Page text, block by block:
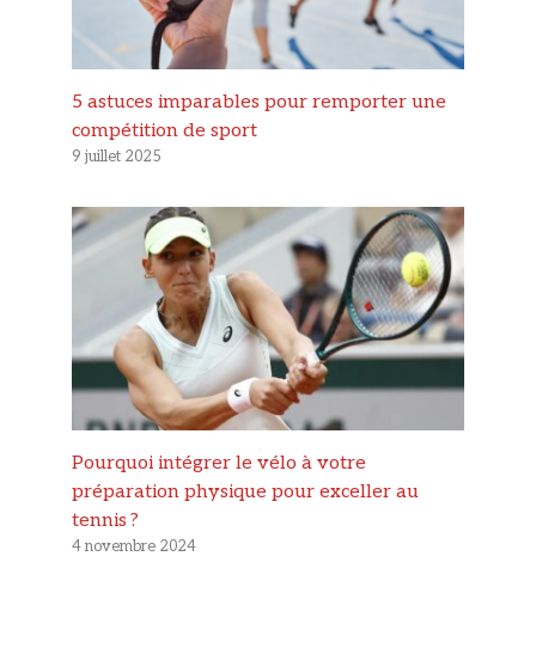
5 astuces imparables pour remporter une
compétition de sport
9 juillet 2025
Pourquoi intégrer le vélo à votre
préparation physique pour exceller au
tennis ?
4 novembre 2024